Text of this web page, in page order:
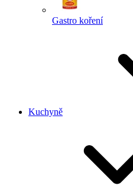
Gastro koření
Kuchyně